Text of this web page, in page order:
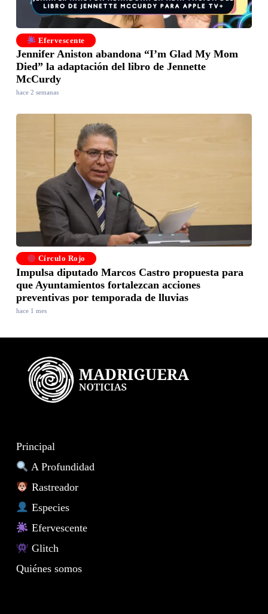
Efervescente
Jennifer Aniston abandona “I’m Glad My Mom
Died” la adaptación del libro de Jennette
McCurdy
hace 2 semanas
Círculo Rojo
Impulsa diputado Marcos Castro propuesta para
que Ayuntamientos fortalezcan acciones
preventivas por temporada de lluvias
hace 1 mes
Principal
A Profundidad
Rastreador
Especies
Efervescente
Glitch
Quiénes somos